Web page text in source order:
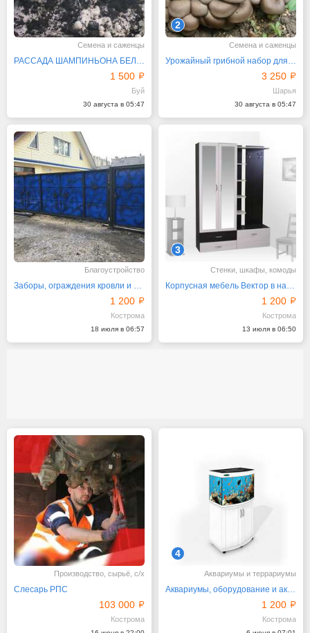
Семена и саженцы
РАССАДА ШАМПИНЬОНА БЕЛОГО
1 500
Буй
30 августа в 05:47
2
Семена и саженцы
Урожайный грибной набор для Вашего сада!
3 250
Шарья
30 августа в 05:47
Благоустройство
Заборы, ограждения кровли и другие металлоизделия
1 200
Кострома
18 июля в 06:57
3
Стенки, шкафы, комоды
Корпусная мебель Вектор в наличии и на заказ
1 200
Кострома
13 июля в 06:50
Производство, сырьё, с/х
Слесарь РПС
103 000
Кострома
4
Аквариумы и террариумы
Аквариумы, оборудование и аксессуары
1 200
Кострома